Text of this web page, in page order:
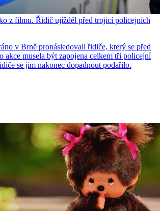
z filmu. Řidič ujížděl před trojicí policejních
v Brně pronásledovali řidiče, který se před
akce musela být zapojena celkem tři policejní
se jim nakonec dopadnout podařilo.